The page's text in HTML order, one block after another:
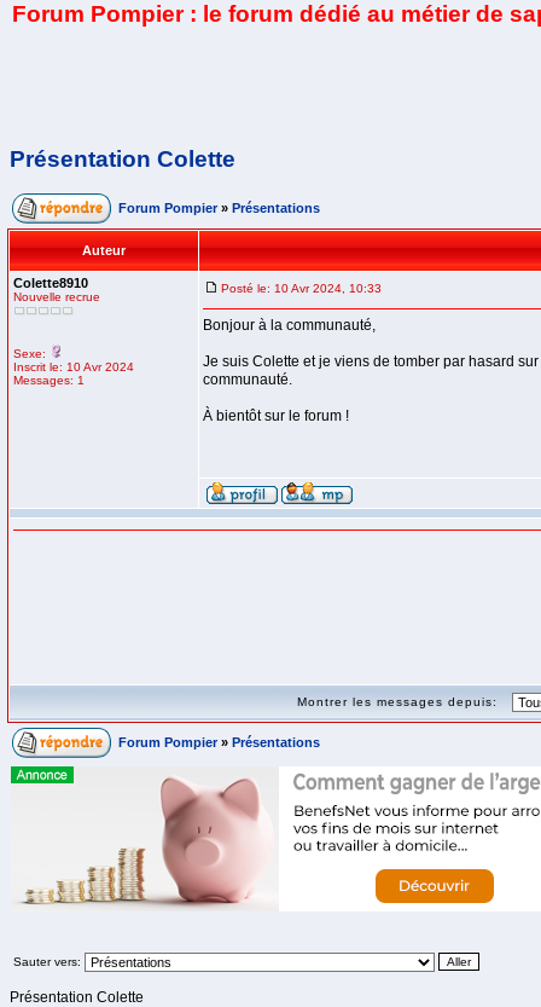
Forum Pompier : le forum dédié au métier de
Présentation Colette
Forum Pompier » Présentations
Auteur
Colette8910
Nouvelle recrue
Sexe:
Inscrit le: 10 Avr 2024
Messages: 1
Posté le: 10 Avr 2024, 10:33
Bonjour à la communauté,
Je suis Colette et je viens de tomber par hasard
communauté.
À bientôt sur le forum !
Montrer les messages depuis:
Forum Pompier » Présentations
Sauter vers:
Présentation Colette